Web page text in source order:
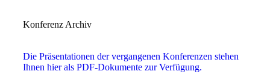
Konferenz Archiv
Die Präsentationen der vergangenen Konferenzen stehen
Ihnen hier als PDF-Dokumente zur Verfügung.